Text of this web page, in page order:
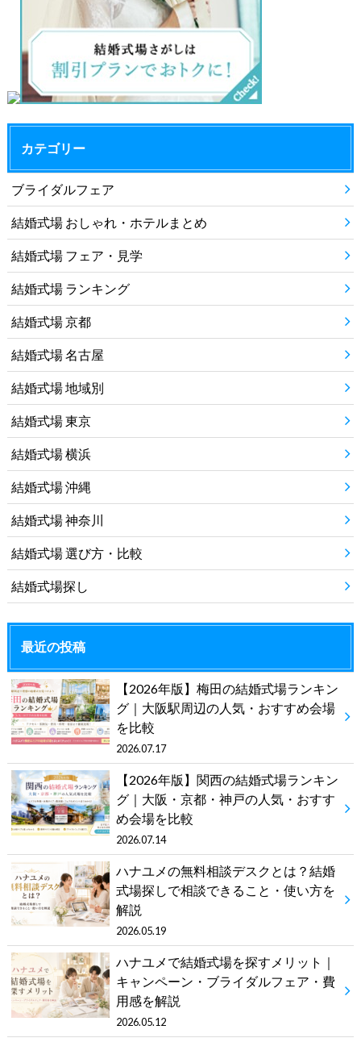
カテゴリー
ブライダルフェア
結婚式場 おしゃれ・ホテルまとめ
結婚式場 フェア・見学
結婚式場 ランキング
結婚式場 京都
結婚式場 名古屋
結婚式場 地域別
結婚式場 東京
結婚式場 横浜
結婚式場 沖縄
結婚式場 神奈川
結婚式場 選び方・比較
結婚式場探し
最近の投稿
【2026年版】梅田の結婚式場ランキン
グ｜大阪駅周辺の人気・おすすめ会場
を比較
2026.07.17
【2026年版】関西の結婚式場ランキン
グ｜大阪・京都・神戸の人気・おすす
め会場を比較
2026.07.14
ハナユメの無料相談デスクとは？結婚
式場探しで相談できること・使い方を
解説
2026.05.19
ハナユメで結婚式場を探すメリット｜
キャンペーン・ブライダルフェア・費
用感を解説
2026.05.12